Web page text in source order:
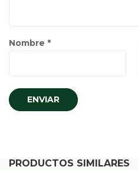
Nombre *
PRODUCTOS SIMILARES